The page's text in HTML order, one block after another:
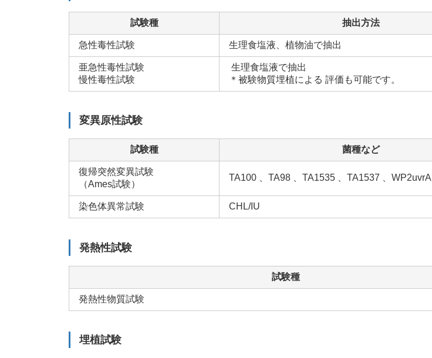
試験種 抽出方法
急性毒性試験 生理食塩液、植物油で抽出
亜急性毒性試験
慢性毒性試験
生理食塩液で抽出
＊被験物質埋植による 評価も可能です。
変異原性試験
試験種 菌種など
復帰突然変異試験
（Ames試験）
TA100 、TA98 、TA1535 、TA1537 、WP2uvrA
染色体異常試験 CHL/IU
発熱性試験
試験種
発熱性物質試験
埋植試験